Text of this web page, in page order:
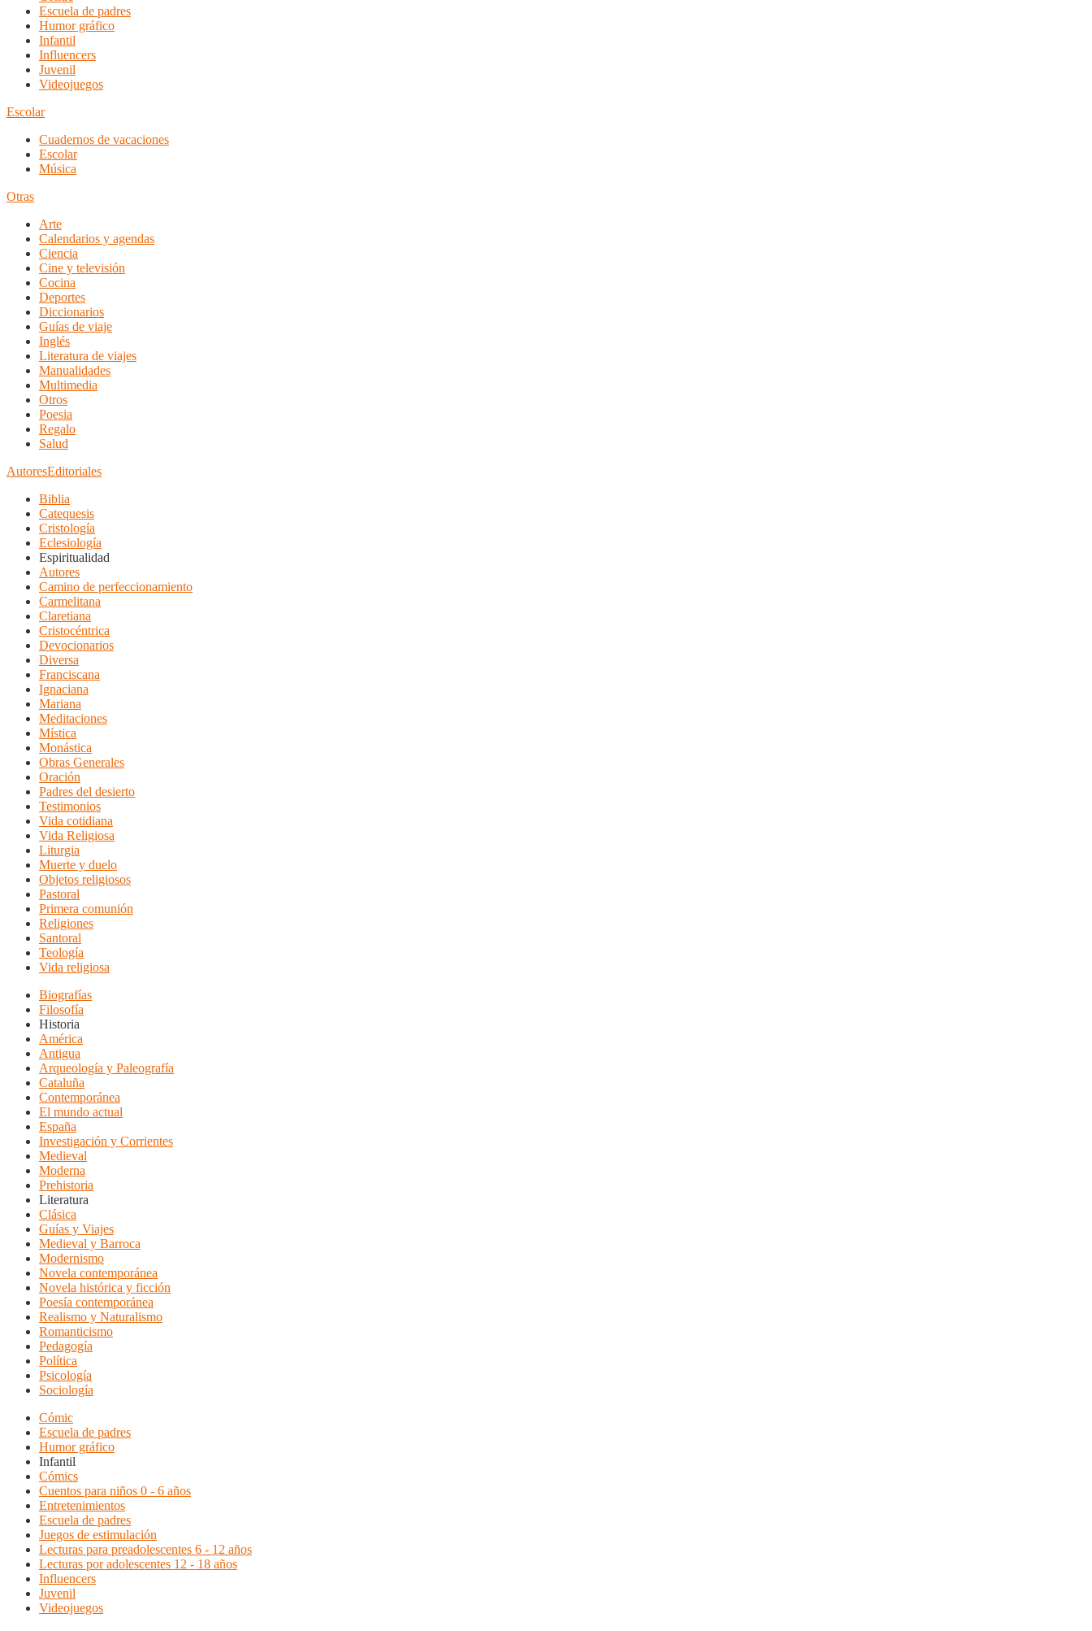
Escuela de padres
Humor gráfico
Infantil
Influencers
Juvenil
Videojuegos
Escolar
Cuadernos de vacaciones
Escolar
Música
Otras
Arte
Calendarios y agendas
Ciencia
Cine y televisión
Cocina
Deportes
Diccionarios
Guías de viaje
Inglés
Literatura de viajes
Manualidades
Multimedia
Otros
Poesia
Regalo
Salud
AutoresEditoriales
Biblia
Catequesis
Cristología
Eclesiología
Espiritualidad
Autores
Camino de perfeccionamiento
Carmelitana
Claretiana
Cristocéntrica
Devocionarios
Diversa
Franciscana
Ignaciana
Mariana
Meditaciones
Mística
Monástica
Obras Generales
Oración
Padres del desierto
Testimonios
Vida cotidiana
Vida Religiosa
Liturgia
Muerte y duelo
Objetos religiosos
Pastoral
Primera comunión
Religiones
Santoral
Teología
Vida religiosa
Biografías
Filosofía
Historia
América
Antigua
Arqueología y Paleografía
Cataluña
Contemporánea
El mundo actual
España
Investigación y Corrientes
Medieval
Moderna
Prehistoria
Literatura
Clásica
Guías y Viajes
Medieval y Barroca
Modernismo
Novela contemporánea
Novela histórica y ficción
Poesía contemporánea
Realismo y Naturalismo
Romanticismo
Pedagogía
Política
Psicología
Sociología
Cómic
Escuela de padres
Humor gráfico
Infantil
Cómics
Cuentos para niños 0 - 6 años
Entretenimientos
Escuela de padres
Juegos de estimulación
Lecturas para preadolescentes 6 - 12 años
Lecturas por adolescentes 12 - 18 años
Influencers
Juvenil
Videojuegos